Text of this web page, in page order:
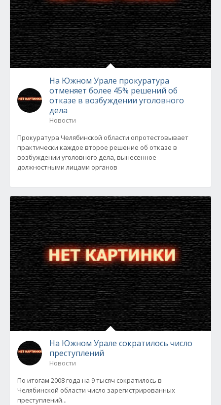
На Южном Урале прокуратура
отменяет более 45% решений об
отказе в возбуждении уголовного
дела
Новости
Прокуратура Челябинской области опротестовывает
практически каждое второе решение об отказе в
возбуждении уголовного дела, вынесенное
должностными лицами органов
На Южном Урале сократилось число
преступлений
Новости
По итогам 2008 года на 9 тысяч сократилось в
Челябинской области число зарегистрированных
преступлений...